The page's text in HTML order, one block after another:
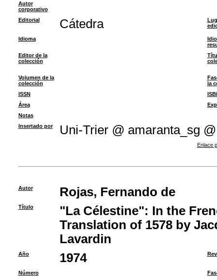
Autor
corporativo
Editorial
Cátedra
Idioma
Editor de la
colección
Volumen de la
colección
la
ISSN
Área
Notas
Insertado por
Uni-Trier @ amaranta_sg
Enlace
Autor Rojas, Fernando de
Título
"La Célestine": In the
Translation of 1578 by
Lavardin
Año 1974
Número